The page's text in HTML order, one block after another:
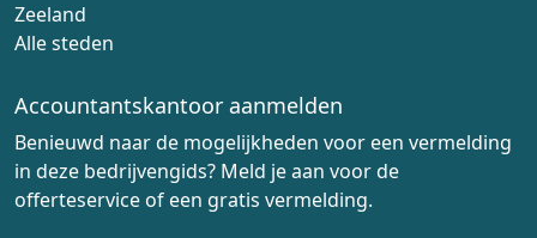
Zeeland
Alle steden
Accountantskantoor aanmelden
Benieuwd naar de mogelijkheden voor een vermelding
in deze bedrijvengids? Meld je aan voor de
offerteservice of een gratis vermelding.